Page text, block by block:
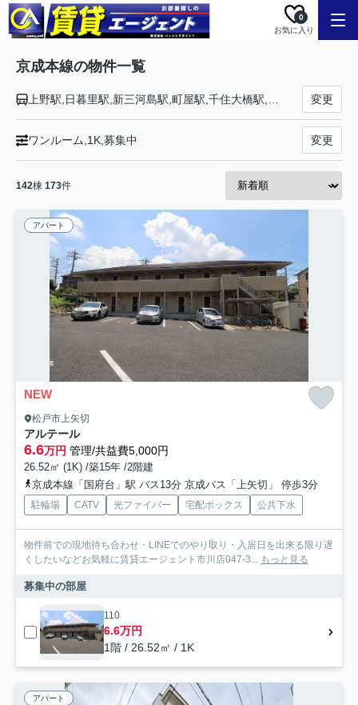
お気に入り
0
京成本線の物件一覧
変更
ワンルーム,1K,募集中 変更
142棟 173件
アパート
NEW
松戸市上矢切
アルテール
6.6万円 管理/共益費5,000円
26.52㎡ (1K) /築15年 /2階建
京成本線「国府台」駅 バス13分 京成バス「上矢切」 停歩3分
駐輪場 CATV 光ファイバー 宅配ボックス 公共下水
物件前での現地待ち合わせ・LINEでのやり取り・入居日を出来る限り遅
くしたいなどお気軽に賃貸エージェント市川店047-3... もっと見る
募集中の部屋
110
6.6万円
1階 / 26.52㎡ / 1K
アパート